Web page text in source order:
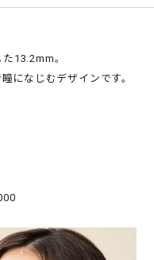
13.2mm。
になじむデザインです。